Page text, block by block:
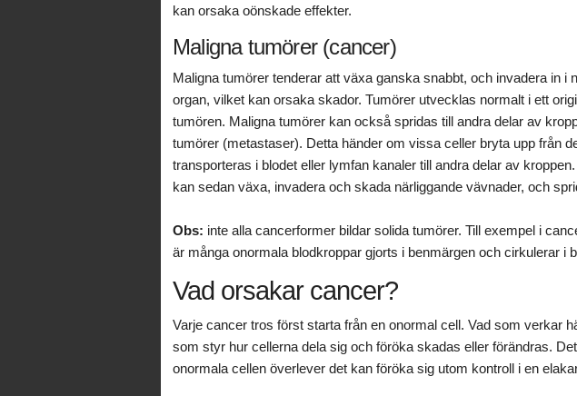
kan orsaka oönskade effekter.
Maligna tumörer (cancer)
Maligna tumörer tenderar att växa ganska snabbt, och invadera in i
organ, vilket kan orsaka skador. Tumörer utvecklas normalt i ett
tumören. Maligna tumörer kan också spridas till andra delar av
tumörer (metastaser). Detta händer om vissa celler bryta upp från
transporteras i blodet eller lymfan kanaler till andra delar av
kan sedan växa, invadera och skada närliggande vävnader, och
Obs: inte alla cancerformer bildar solida tumörer. Till exempel i
är många onormala blodkroppar gjorts i benmärgen och cirkulerar i
Vad orsakar cancer?
Varje cancer tros först starta från en onormal cell. Vad som verkar
som styr hur cellerna dela sig och föröka skadas eller förändras.
onormala cellen överlever det kan föröka sig utom kontroll i en